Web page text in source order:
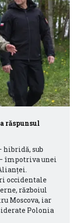
răspunsul
hibridă, sub
împotriva unei
occidentale
războiul
Moscova, iar
Polonia